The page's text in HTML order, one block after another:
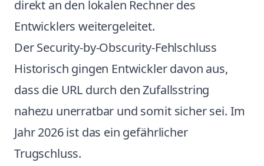
direkt an den lokalen Rechner des
Entwicklers weitergeleitet.
Der Security-by-Obscurity-Fehlschluss
Historisch gingen Entwickler davon aus,
dass die URL durch den Zufallsstring
nahezu unerratbar und somit sicher sei. Im
Jahr 2026 ist das ein gefährlicher
Trugschluss.